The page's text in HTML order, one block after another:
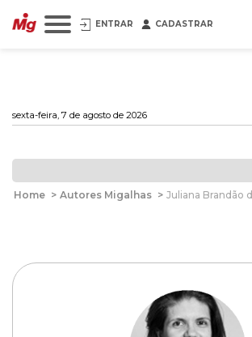
ENTRAR CADASTRAR
sexta-feira, 7 de agosto de 2026
Home > Autores Migalhas > Juliana Brandão